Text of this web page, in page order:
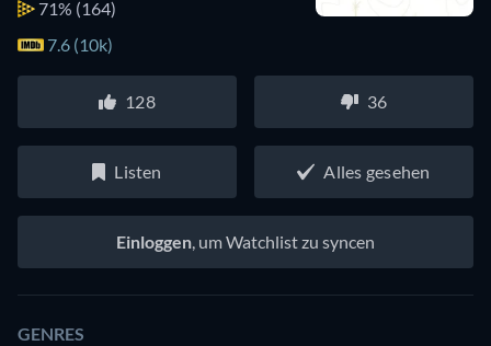
71% (164)
7.6 (10k)
128 36
Listen Alles gesehen
Einloggen, um Watchlist zu syncen
GENRES